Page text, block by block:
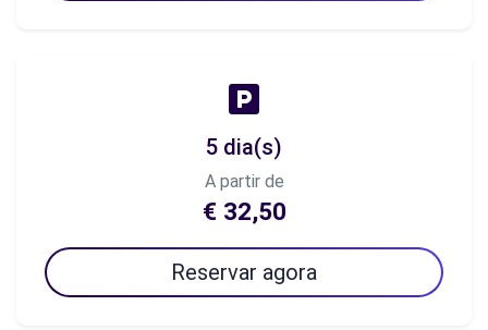
5 dia(s)
A partir de
€ 32,50
Reservar agora